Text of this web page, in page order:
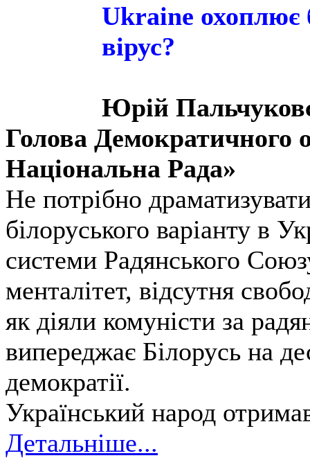
Ukraine охоплює
вірус?
Юрій
Голова Демократичного
Національна Рада»
Не потрібно
білоруського варіанту в
системи Радянського
менталітет, відсутня
як діяли комуністи за
випереджає Білорусь на
демократії.
Український народ
Детальніше...